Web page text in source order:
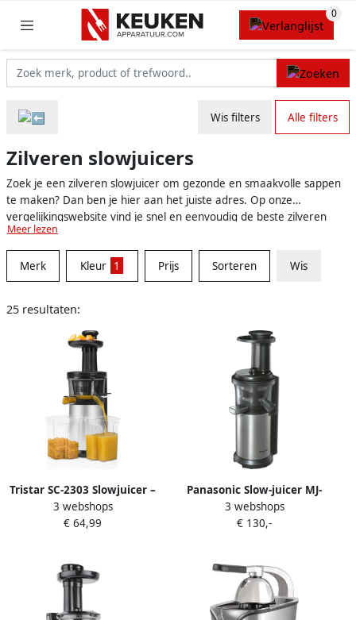
Wis filters Alle filters
Zilveren slowjuicers
Zoek je een zilveren slowjuicer om gezonde en smaakvolle sappen
te maken? Dan ben je hier aan het juiste adres. Op onze
vergelijkingswebsite vind je snel en eenvoudig de beste zilveren
slowjuicers op de markt. We hebben de populairste modellen voor
je op een rijtje gezet.
Meer lezen
Merk Kleur 1 Prijs Sorteren Wis
25 resultaten:
Tristar SC-2303 Slowjuicer –
Behoud van alle vitaminen
– Geschikt voor harde en
3 webshops
€ 64,99
Panasonic Slow-juicer MJ-
L500SXE
3 webshops
€ 130,-